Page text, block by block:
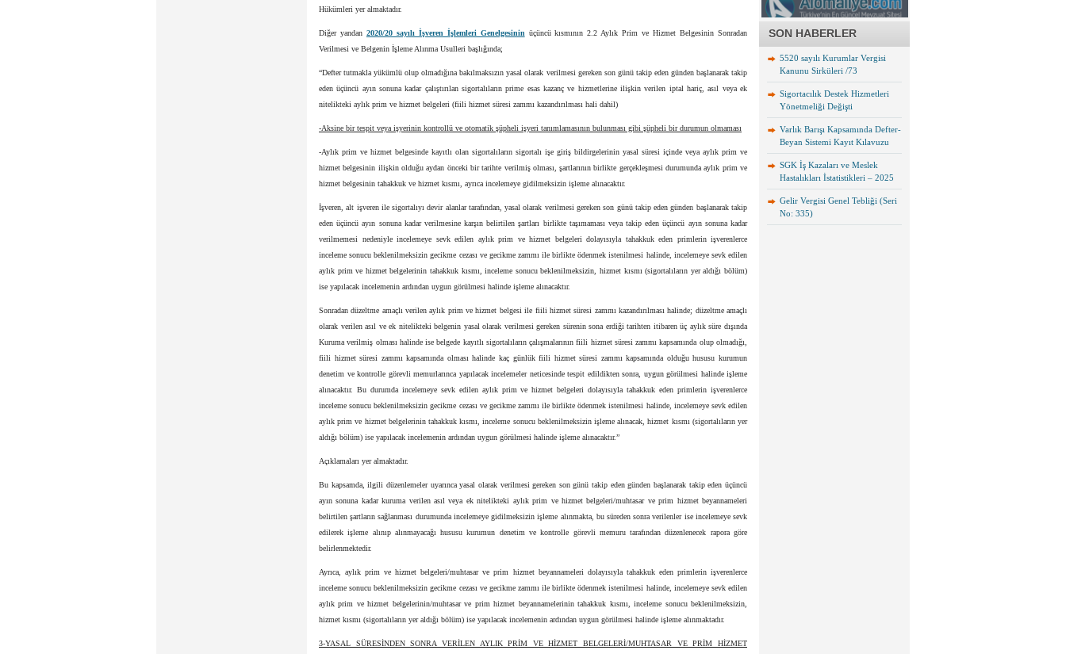
Hükümleri yer almaktadır.
Diğer yandan 2020/20 sayılı İşveren İşlemleri Genelgesinin üçüncü kısmının 2.2 Aylık Prim ve Hizmet Belgesinin Sonradan
Verilmesi ve Belgenin İşleme Alınma Usulleri başlığında;
“Defter tutmakla yükümlü olup olmadığına bakılmaksızın yasal olarak verilmesi gereken son günü takip eden günden başlanarak takip
eden üçüncü ayın sonuna kadar çalıştırılan sigortalıların prime esas kazanç ve hizmetlerine ilişkin verilen iptal hariç, asıl veya ek
nitelikteki aylık prim ve hizmet belgeleri (fiili hizmet süresi zammı kazandırılması hali dahil)
-Aksine bir tespit veya işyerinin kontrollü ve otomatik şüpheli işyeri tanımlamasının bulunması gibi şüpheli bir durumun olmaması
-Aylık prim ve hizmet belgesinde kayıtlı olan sigortalıların sigortalı işe giriş bildirgelerinin yasal süresi içinde veya aylık prim ve
hizmet belgesinin ilişkin olduğu aydan önceki bir tarihte verilmiş olması, şartlarının birlikte gerçekleşmesi durumunda aylık prim ve
hizmet belgesinin tahakkuk ve hizmet kısmı, ayrıca incelemeye gidilmeksizin işleme alınacaktır.
İşveren, alt işveren ile sigortalıyı devir alanlar tarafından, yasal olarak verilmesi gereken son günü takip eden günden başlanarak takip
eden üçüncü ayın sonuna kadar verilmesine karşın belirtilen şartları birlikte taşımaması veya takip eden üçüncü ayın sonuna kadar
verilmemesi nedeniyle incelemeye sevk edilen aylık prim ve hizmet belgeleri dolayısıyla tahakkuk eden primlerin işverenlerce
inceleme sonucu beklenilmeksizin gecikme cezası ve gecikme zammı ile birlikte ödenmek istenilmesi halinde, incelemeye sevk edilen
aylık prim ve hizmet belgelerinin tahakkuk kısmı, inceleme sonucu beklenilmeksizin, hizmet kısmı (sigortalıların yer aldığı bölüm)
ise yapılacak incelemenin ardından uygun görülmesi halinde işleme alınacaktır.
Sonradan düzeltme amaçlı verilen aylık prim ve hizmet belgesi ile fiili hizmet süresi zammı kazandırılması halinde; düzeltme amaçlı
olarak verilen asıl ve ek nitelikteki belgenin yasal olarak verilmesi gereken sürenin sona erdiği tarihten itibaren üç aylık süre dışında
Kuruma verilmiş olması halinde ise belgede kayıtlı sigortalıların çalışmalarının fiili hizmet süresi zammı kapsamında olup olmadığı,
fiili hizmet süresi zammı kapsamında olması halinde kaç günlük fiili hizmet süresi zammı kapsamında olduğu hususu kurumun
denetim ve kontrolle görevli memurlarınca yapılacak incelemeler neticesinde tespit edildikten sonra, uygun görülmesi halinde işleme
alınacaktır. Bu durumda incelemeye sevk edilen aylık prim ve hizmet belgeleri dolayısıyla tahakkuk eden primlerin işverenlerce
inceleme sonucu beklenilmeksizin gecikme cezası ve gecikme zammı ile birlikte ödenmek istenilmesi halinde, incelemeye sevk edilen
aylık prim ve hizmet belgelerinin tahakkuk kısmı, inceleme sonucu beklenilmeksizin işleme alınacak, hizmet kısmı (sigortalıların yer
aldığı bölüm) ise yapılacak incelemenin ardından uygun görülmesi halinde işleme alınacaktır.”
Açıklamaları yer almaktadır.
Bu kapsamda, ilgili düzenlemeler uyarınca yasal olarak verilmesi gereken son günü takip eden günden başlanarak takip eden üçüncü
ayın sonuna kadar kuruma verilen asıl veya ek nitelikteki aylık prim ve hizmet belgeleri/muhtasar ve prim hizmet beyannameleri
belirtilen şartların sağlanması durumunda incelemeye gidilmeksizin işleme alınmakta, bu süreden sonra verilenler ise incelemeye sevk
edilerek işleme alınıp alınmayacağı hususu kurumun denetim ve kontrolle görevli memuru tarafından düzenlenecek rapora göre
belirlenmektedir.
Ayrıca, aylık prim ve hizmet belgeleri/muhtasar ve prim hizmet beyannameleri dolayısıyla tahakkuk eden primlerin işverenlerce
inceleme sonucu beklenilmeksizin gecikme cezası ve gecikme zammı ile birlikte ödenmek istenilmesi halinde, incelemeye sevk edilen
aylık prim ve hizmet belgelerinin/muhtasar ve prim hizmet beyannamelerinin tahakkuk kısmı, inceleme sonucu beklenilmeksizin,
hizmet kısmı (sigortalıların yer aldığı bölüm) ise yapılacak incelemenin ardından uygun görülmesi halinde işleme alınmaktadır.
3-YASAL SÜRESİNDEN SONRA VERİLEN AYLIK PRİM VE HİZMET BELGELERİ/MUHTASAR VE PRİM HİZMET
SON HABERLER
5520 sayılı Kurumlar Vergisi
Kanunu Sirküleri /73
Sigortacılık Destek Hizmetleri
Yönetmeliği Değişti
Varlık Barışı Kapsamında Defter-
Beyan Sistemi Kayıt Kılavuzu
SGK İş Kazaları ve Meslek
Hastalıkları İstatistikleri – 2025
Gelir Vergisi Genel Tebliği (Seri
No: 335)